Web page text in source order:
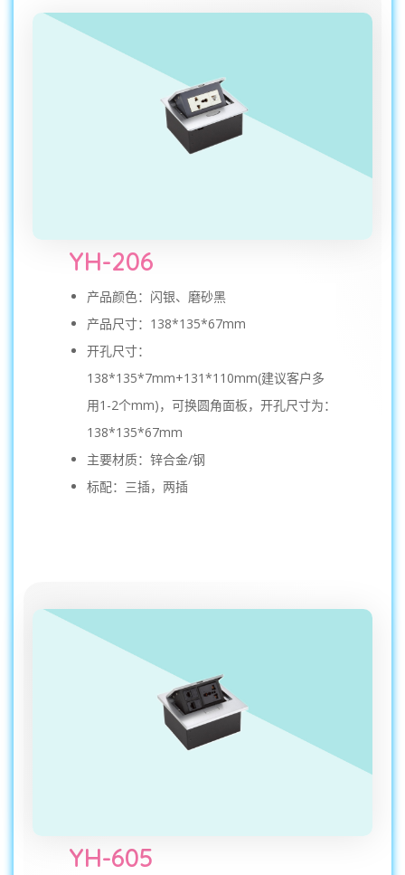
YH-206
产品颜色：闪银、磨砂黑
产品尺寸：138*135*67mm
开孔尺寸：
138*135*7mm+131*110mm(建议客户多
用1-2个mm)，可换圆角面板，开孔尺寸为：
138*135*67mm
主要材质：锌合金/钢
标配：三插，两插
YH-605